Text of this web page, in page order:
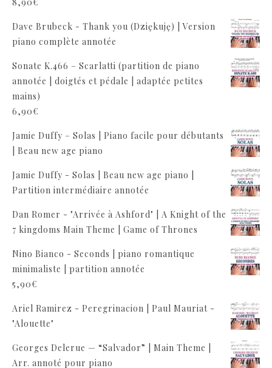
Dave Brubeck - Thank you (Dziękuję) | Version
piano complète annotée
Sonate K.466 – Scarlatti (partition de piano
annotée | doigtés et pédale | adaptée petites
mains)
6,90€
Jamie Duffy – Solas | Piano facile pour débutants
| Beau new age piano
Jamie Duffy - Solas | Beau new age piano |
Partition intermédiaire annotée
Dan Romer - "Arrivée à Ashford" | A Knight of the
7 kingdoms Main Theme | Game of Thrones
Nino Bianco - Seconds | piano romantique
minimaliste | partition annotée
5,90€
Ariel Ramirez - Peregrinacion | Paul Mauriat -
"Alouette"
Georges Delerue — “Salvador” | Main Theme |
Arr. annoté pour piano